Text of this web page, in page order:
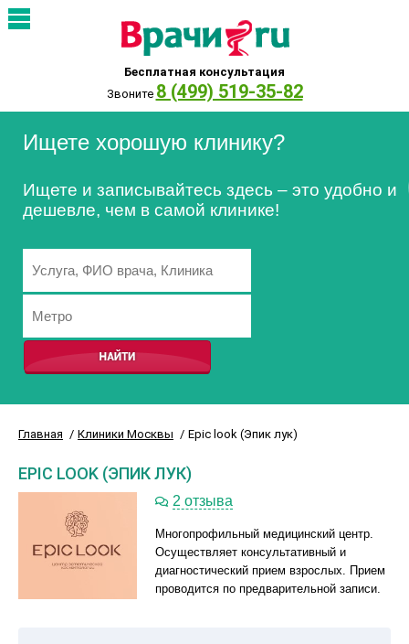
Бесплатная консультация
Звоните 8 (499) 519-35-82
Ищете хорошую клинику?
Ищете и записывайтесь здесь – это удобно и
дешевле, чем в самой клинике!
Главная Клиники Москвы Epic look (Эпик лук)
EPIC LOOK (ЭПИК ЛУК)
2 отзыва
Многопрофильный медицинский центр.
Осуществляет консультативный и
диагностический прием взрослых. Прием
проводится по предварительной записи.